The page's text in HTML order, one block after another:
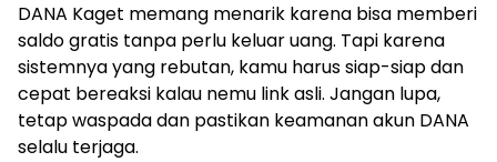
DANA Kaget memang menarik karena bisa memberi
saldo gratis tanpa perlu keluar uang. Tapi karena
sistemnya yang rebutan, kamu harus siap-siap dan
cepat bereaksi kalau nemu link asli. Jangan lupa,
tetap waspada dan pastikan keamanan akun DANA
selalu terjaga.